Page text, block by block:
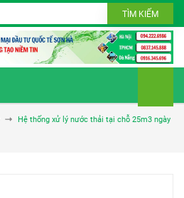
TÌM KIẾM
Hệ thống xử lý nước thải tại chỗ 25m3 ngày